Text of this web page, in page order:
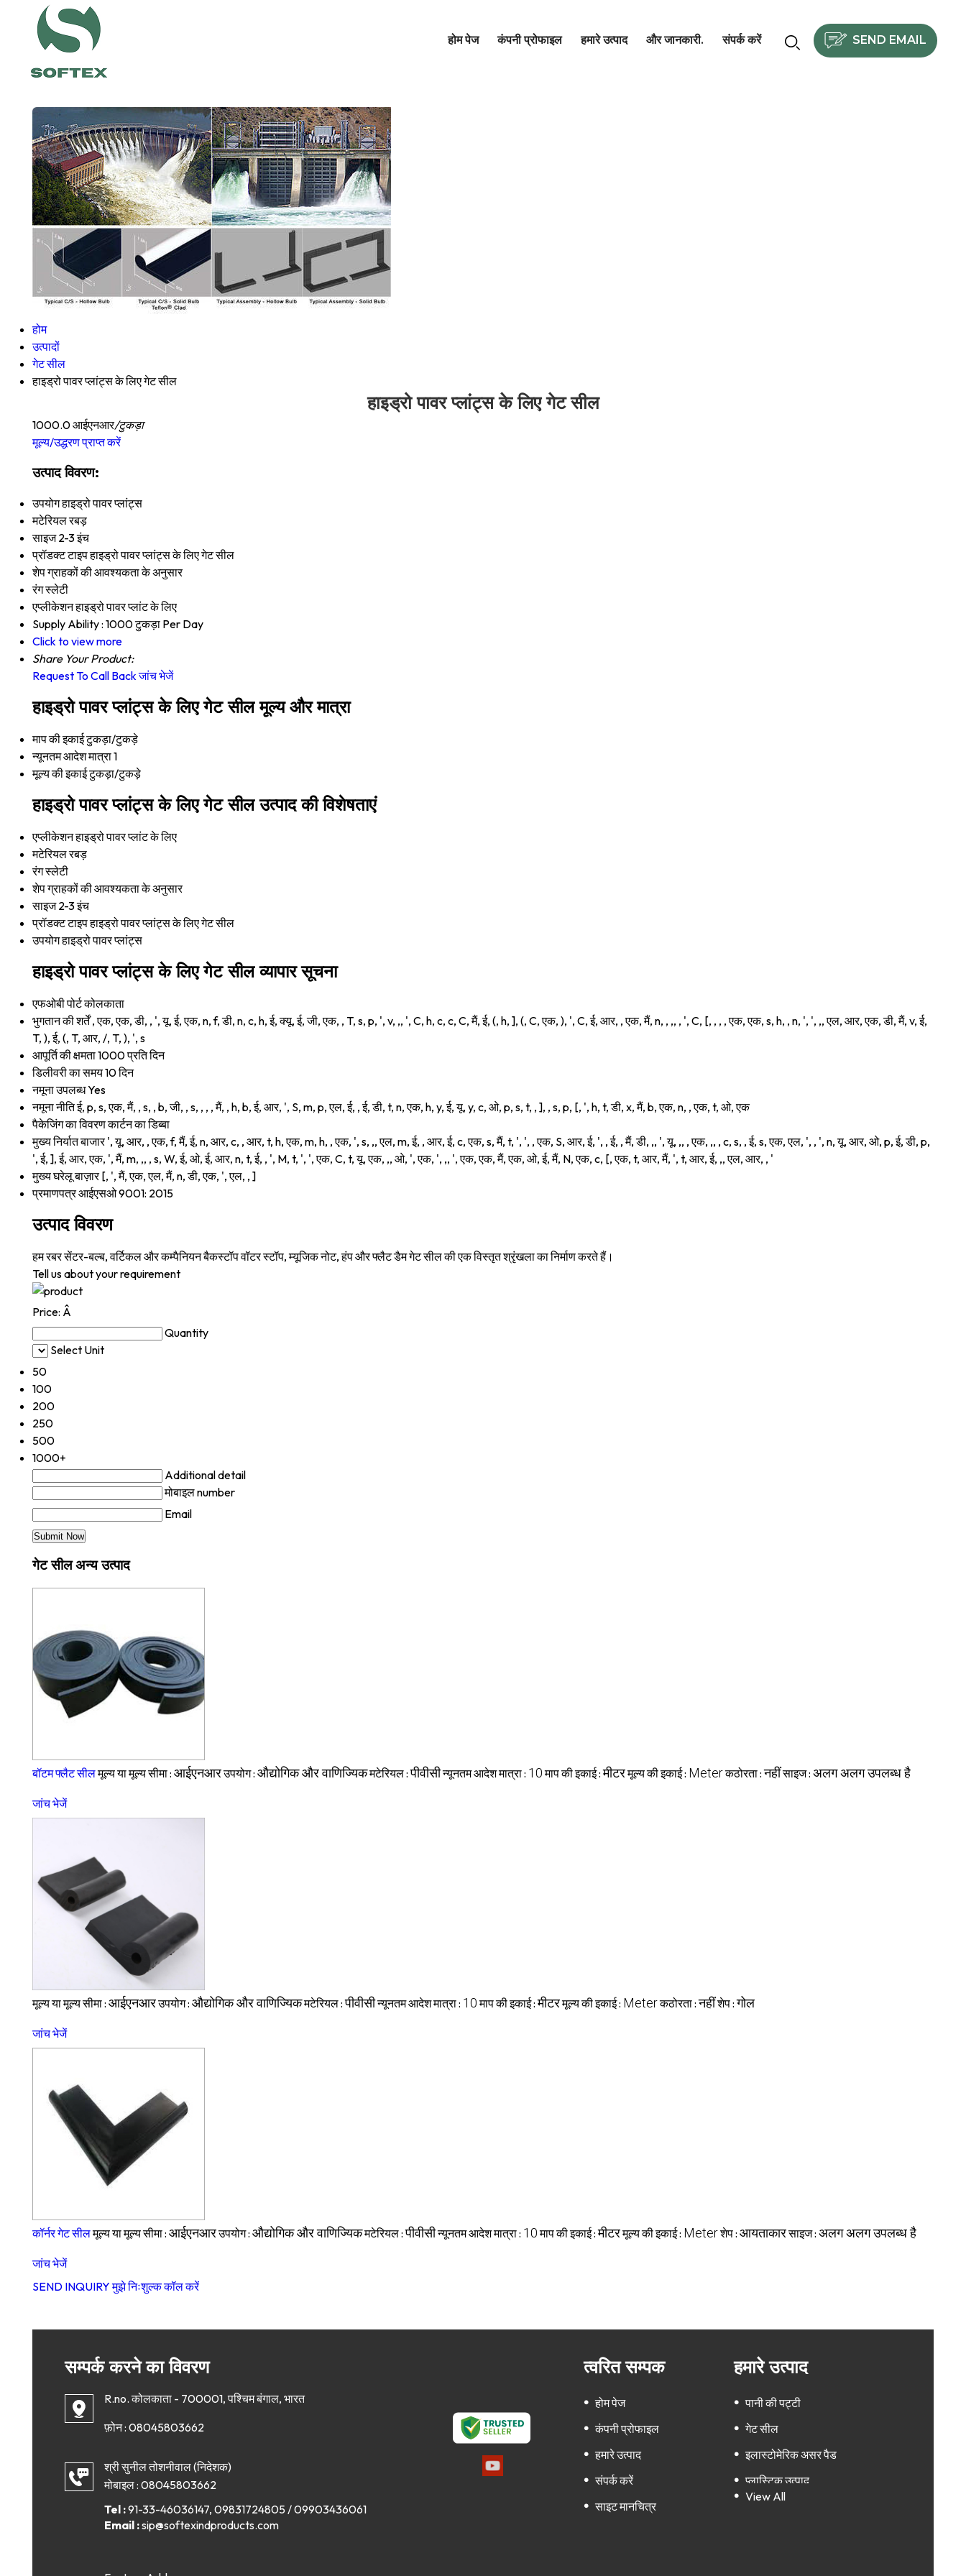
होम पेज कंपनी प्रोफाइल हमारे उत्पाद और जानकारी. संपर्क करें SEND EMAIL
होम
उत्पादों
गेट सील
हाइड्रो पावर प्लांट्स के लिए गेट सील
हाइड्रो पावर प्लांट्स के लिए गेट सील
1000.0 आईएनआर/टुकड़ा
मूल्य/उद्धरण प्राप्त करें
उत्पाद विवरण:
उपयोगहाइड्रो पावर प्लांट्स
मटेरियलरबड़
साइज 2-3 इंच
प्रॉडक्ट टाइपहाइड्रो पावर प्लांट्स के लिए गेट सील
शेपग्राहकों की आवश्यकता के अनुसार
रंगस्लेटी
एप्लीकेशनहाइड्रो पावर प्लांट के लिए
Supply Ability : 1000 टुकड़ा Per Day
Click to view more
Share Your Product:
Request To Call Backजांच भेजें
हाइड्रो पावर प्लांट्स के लिए गेट सील मूल्य और मात्रा
माप की इकाईटुकड़ा/टुकड़े
न्यूनतम आदेश मात्रा1
मूल्य की इकाईटुकड़ा/टुकड़े
हाइड्रो पावर प्लांट्स के लिए गेट सील उत्पाद की विशेषताएं
एप्लीकेशनहाइड्रो पावर प्लांट के लिए
मटेरियलरबड़
रंगस्लेटी
शेपग्राहकों की आवश्यकता के अनुसार
साइज 2-3 इंच
प्रॉडक्ट टाइपहाइड्रो पावर प्लांट्स के लिए गेट सील
उपयोगहाइड्रो पावर प्लांट्स
हाइड्रो पावर प्लांट्स के लिए गेट सील व्यापार सूचना
एफओबी पोर्टकोलकाता
भुगतान की शर्तें , एक, एक, डी, , ', यू, ई, एक, n, f, डी, n, c, h, ई, क्यू, ई, जी, एक, , T, s, p, ', v, ,, ', C, h, c, c, C, मैं, ई, (, h, ], (, C, एक, ), ', C, ई, आर, , एक, मैं, n, , ,, , ', C, [, , , , एक, एक, s, h, , n, ', ', ,, एल, आर, एक, डी, मैं, v, ई,
T, ), ई, (, T, आर, /, T, ), ', s
आपूर्ति की क्षमता1000 प्रति दिन
डिलीवरी का समय10 दिन
नमूना उपलब्धYes
नमूना नीतिई, p, s, एक, मैं, , s, , b, जी, , s, , , , मैं, , h, b, ई, आर, ', S, m, p, एल, ई, , ई, डी, t, n, एक, h, y, ई, यू, y, c, ओ, p, s, t, , ], , s, p, [, ', h, t, डी, x, मैं, b, एक, n, , एक, t, ओ, एक
पैकेजिंग का विवरणकार्टन का डिब्बा
मुख्य निर्यात बाजार ', यू, आर, , एक, f, मैं, ई, n, आर, c, , आर, t, h, एक, m, h, , एक, ', s, ,, एल, m, ई, , आर, ई, c, एक, s, मैं, t, ', ', , एक, S, आर, ई, ', , ई, , मैं, डी, ,, ', यू, ,, , एक, ,, , c, s, , ई, s, एक, एल, ', , ', n, यू, आर, ओ, p, ई, डी, p,
', ई, ], ई, आर, एक, ', मैं, m, ,, , s, W, ई, ओ, ई, आर, n, t, ई, , ', M, t, ', ', एक, C, t, यू, एक, ,, ओ, ', एक, ', ,, ', एक, एक, मैं, एक, ओ, ई, मैं, N, एक, c, [, एक, t, आर, मैं, ', t, आर, ई, ,, एल, आर, , '
मुख्य घरेलू बाज़ार [, ', मैं, एक, एल, मैं, n, डी, एक, ', एल, , ]
प्रमाणपत्रआईएसओ 9001: 2015
उत्पाद विवरण
हम रबर सेंटर-बल्ब, वर्टिकल और कम्पैनियन बैकस्टॉप वॉटर स्टॉप, म्यूजिक नोट, हंप और फ्लैट डैम गेट सील की एक विस्तृत श्रृंखला का निर्माण करते हैं।
Tell us about your requirement
Price: Â
Quantity
Select Unit
50
100
200
250
500
1000+
Additional detail
मोबाइल number
Email
गेट सील अन्य उत्पाद
बॉटम फ्लैट सीलमूल्य या मूल्य सीमा : आईएनआरउपयोग : औद्योगिक और वाणिज्यिकमटेरियल :पीवीसीन्यूनतम आदेश मात्रा : 10 माप की इकाई :मीटरमूल्य की इकाई : Meterकठोरता :नहींसाइज : अलग अलग उपलब्ध है
जांच भेजें
मूल्य या मूल्य सीमा : आईएनआरउपयोग : औद्योगिक और वाणिज्यिकमटेरियल :पीवीसीन्यूनतम आदेश मात्रा : 10 माप की इकाई :मीटरमूल्य की इकाई : Meterकठोरता :नहींशेप :गोल
जांच भेजें
कॉर्नर गेट सीलमूल्य या मूल्य सीमा : आईएनआरउपयोग : औद्योगिक और वाणिज्यिकमटेरियल :पीवीसीन्यूनतम आदेश मात्रा : 10 माप की इकाई :मीटरमूल्य की इकाई : Meterशेप : आयताकारसाइज : अलग अलग उपलब्ध है
जांच भेजें
SEND INQUIRY मुझे निःशुल्क कॉल करें
सम्पर्क करने का विवरण
R.no. कोलकाता - 700001, पश्चिम बंगाल, भारत
फ़ोन : 08045803662
श्री सुनील तोशनीवाल(निदेशक)
मोबाइल : 08045803662
Tel :91-33-46036147, 09831724805 / 09903436061
Email :sip@softexindproducts.com
त्वरित सम्पक
होम पेज
कंपनी प्रोफाइल
हमारे उत्पाद
संपर्क करें
साइट मानचित्र
हमारे उत्पाद
पानी की पट्टी
गेट सील
इलास्टोमेरिक असर पैड
प्लास्टिक उत्पाद
View All